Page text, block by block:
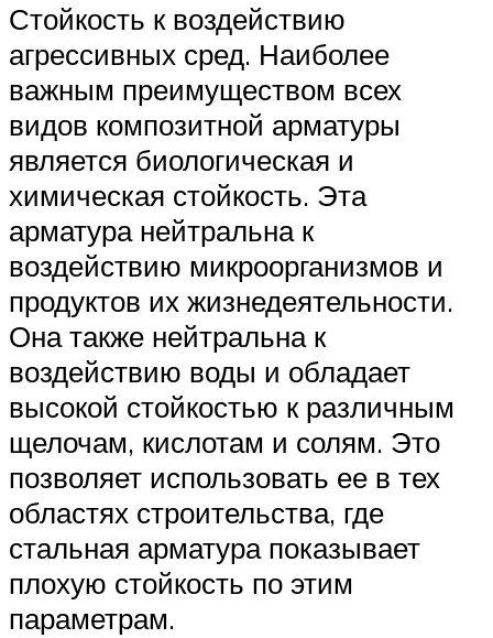
Стойкость к воздействию
агрессивных сред. Наиболее
важным преимуществом всех
видов композитной арматуры
является биологическая и
химическая стойкость. Эта
арматура нейтральна к
воздействию микроорганизмов и
продуктов их жизнедеятельности.
Она также нейтральна к
воздействию воды и обладает
высокой стойкостью к различным
щелочам, кислотам и солям. Это
позволяет использовать ее в тех
областях строительства, где
стальная арматура показывает
плохую стойкость по этим
параметрам.